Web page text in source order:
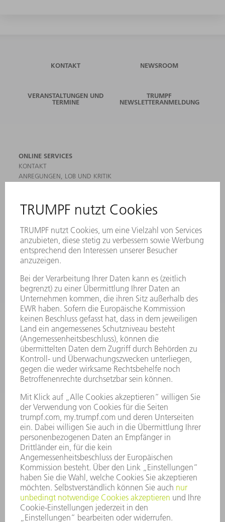
KONTAKT NEWSROOM
VERANSTALTUNGEN UND
TERMINE
TRUMPF
NEWSLETTERANMELDUNG
ONLINE SERVICES
KONTAKT
ANREGUNGEN, LOB UND KRITIK
NEWSLETTER-ANMELDUNG
MYTRUMPF
SICHERHEITSDATENBLÄTTER
HÄNDLERSUCHE ELEKTROWERKZEUGE
PRODUKTE
MASCHINEN & SYSTEME
LEISTUNGSELEKTRONIK
ELEKTROWERKZEUGE
SMART FACTORY
SOFTWARE
SERVICES
ANWENDUNGEN
BRANCHEN
UNTERNEHMEN
KARRIERE
STELLENANGEBOTE
UNTERNEHMENSPROFIL
GESCHÄFTSBERICHT
UNTERNEHMENSGRUNDSÄTZE
COMPLIANCE
HINWEISGEBERSYSTEM
SECURITY
PRESSEMITTEILUNGEN
MAGAZINE
LIEFERANTEN
NACHHALTIGKEIT
UMWELT & KLIMA
SOZIALES & GESELLSCHAFT
UNTERNEHMENSFÜHRUNG